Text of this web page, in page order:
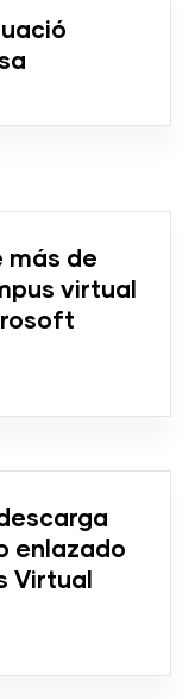
más de
virtual
enlazado
Virtual